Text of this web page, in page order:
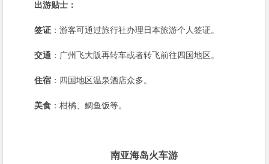
出游贴士：
签证 ：游客可通过旅行社办理日本旅游个人签证。
交通 ：广州飞大阪再转车或者转飞前往四国地区。
住宿 ：四国地区温泉酒店众多。
美食 ：柑橘、鲷鱼饭等。
南亚海岛火车游